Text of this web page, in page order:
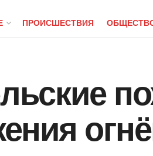
ПРОИСШЕСТВИЯ